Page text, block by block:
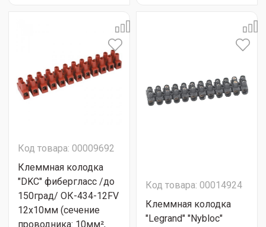
Код товара: 00009692
Клеммная колодка
"DKC" фибергласс /до
150град/ ОК-434-12FV
12х10мм (сечение
проводника: 10мм²,
Код товара: 00014924
Клеммная колодка
"Legrand" "Nybloc"